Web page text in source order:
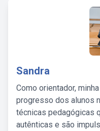
Sandra
Como orientador,
progresso dos alunos
técnicas pedagógicas
autênticas e são